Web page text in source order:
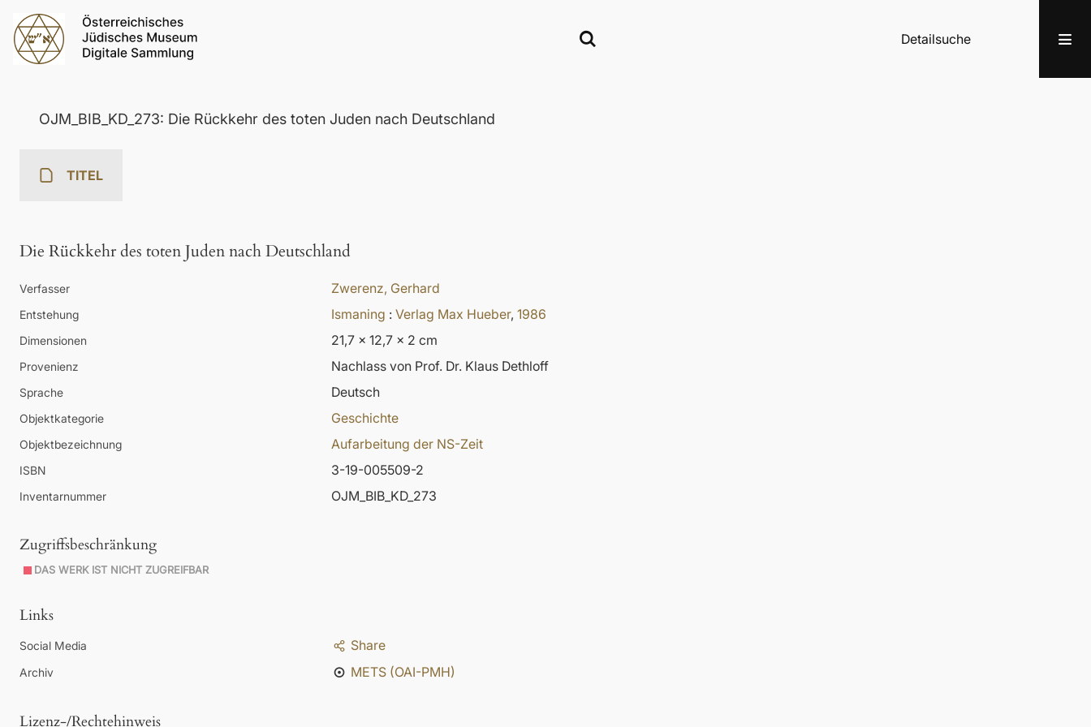
Detailsuche
OJM_BIB_KD_273: Die Rückkehr des toten Juden nach Deutschland
TITEL
Die Rückkehr des toten Juden nach Deutschland
Verfasser Zwerenz, Gerhard
Entstehung Ismaning : Verlag Max Hueber, 1986
Dimensionen 21,7 x 12,7 x 2 cm
Provenienz Nachlass von Prof. Dr. Klaus Dethloff
Sprache Deutsch
Objektkategorie Geschichte
Objektbezeichnung Aufarbeitung der NS-Zeit
ISBN 3-19-005509-2
Inventarnummer OJM_BIB_KD_273
Zugriffsbeschränkung
DAS WERK IST NICHT ZUGREIFBAR
Links
Social Media Share
Archiv METS (OAI-PMH)
Lizenz-/Rechtehinweis